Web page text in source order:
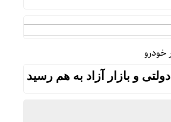
خودرو
و بازار آزاد به هم رسید